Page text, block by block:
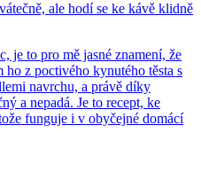
ale hodí se ke kávě klidně
je to pro mě jasné znamení, že
z poctivého kynutého těsta s
navrchu, a právě díky
a nepadá. Je to recept, ke
funguje i v obyčejné domácí